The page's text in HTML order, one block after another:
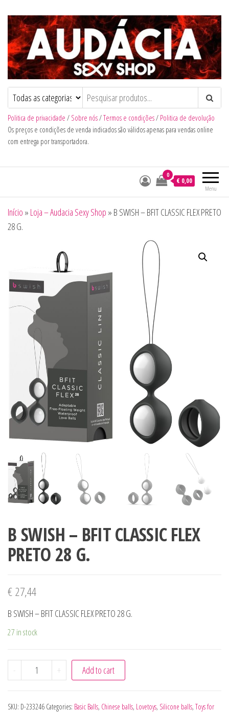
Audacia Sexy Shop
Politica de privacidade / Sobre nós/Termos e condições/ Politica de devolução
Os preços e condições de venda indicados são válidos apenas para vendas online
com entrega por transportadora.
Menu
0
€ 0,00
Início » Loja – Audacia Sexy Shop » B SWISH – BFIT CLASSIC FLEX PRETO
28 G.
B SWISH – BFIT CLASSIC FLEX
PRETO 28 G.
€27,44
B SWISH – BFIT CLASSIC FLEX PRETO 28 G.
27 in stock
- B SWISH - BFIT CLASSIC FLEX PRETO 28 G. quantity
+ Add to cart
SKU: D-233246 Categories: Basic Balls, Chinese balls, Lovetoys, Silicone balls, Toys for